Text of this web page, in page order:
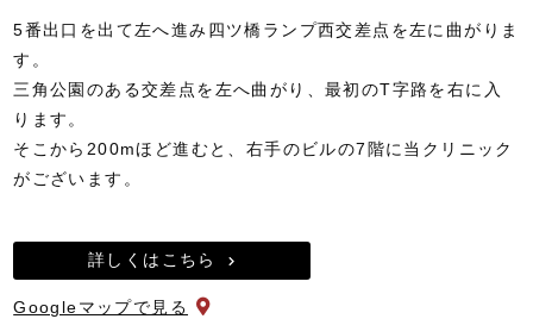
5番出口を出て左へ進み四ツ橋ランプ西交差点を左に曲がりま
す。
三角公園のある交差点を左へ曲がり、最初のT字路を右に入
ります。
そこから200mほど進むと、右手のビルの7階に当クリニック
がございます。
詳しくはこちら
Googleマップで見る